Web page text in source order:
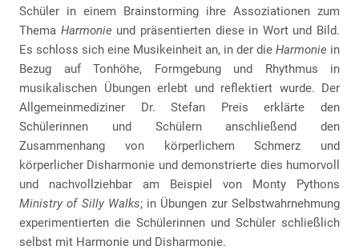
Schüler in einem Brainstorming ihre Assoziationen zum
Thema Harmonieund präsentierten diese in Wort und Bild.
Es schloss sich eine Musikeinheit an, in der die Harmonie in
Bezug auf Tonhöhe, Formgebung und Rhythmus in
musikalischen Übungen erlebt und reflektiert wurde. Der
Allgemeinmediziner Dr. Stefan Preis erklärte den
Schülerinnen und Schülern anschließend den
Zusammenhang von körperlichem Schmerz und
körperlicher Disharmonie und demonstrierte dies humorvoll
und nachvollziehbar am Beispiel von Monty Pythons
Ministry of Silly Walks; in Übungen zur Selbstwahrnehmung
experimentierten die Schülerinnen und Schüler schließlich
selbst mit Harmonie und Disharmonie.